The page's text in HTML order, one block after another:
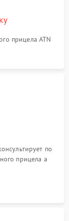
прицела ATN
по
прицела а